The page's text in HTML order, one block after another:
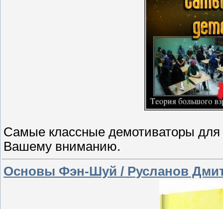
Самые классные демотиваторы для
Вашему вниманию.
Основы Фэн-Шуй / Русланов